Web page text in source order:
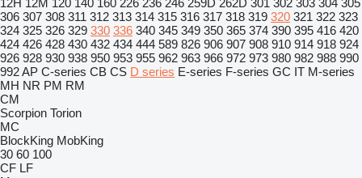
12H 12M 120 140 160 226 236 246 259D 262D 301 302 303 304 305
306 307 308 311 312 313 314 315 316 317 318 319 320 321 322 323
324 325 326 329 330 336 340 345 349 350 365 374 390 395 416 420
424 426 428 430 432 434 444 589 826 906 907 908 910 914 918 924
926 928 930 938 950 953 955 962 963 966 972 973 980 982 988 990
992AP C-series CB CS D series E-series F-series GC IT M-series
MH NR PM RM
CM
Scorpion Torion
MC
BlockKing MobKing
30 60 100
CF LF